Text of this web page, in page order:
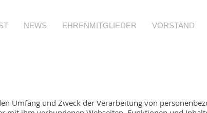
NEWS EHRENMITGLIEDER VORSTAND
Umfang und Zweck der Verarbeitung von